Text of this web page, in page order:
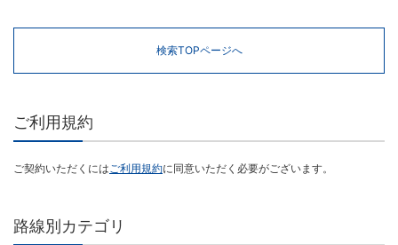
検索TOPページへ
ご利用規約
ご契約いただくにはご利用規約に同意いただく必要がございます。
路線別カテゴリ